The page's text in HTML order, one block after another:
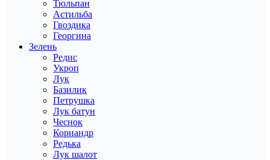
Тюльпан
Астильба
Гвоздика
Георгина
Зелень
Редис
Укроп
Лук
Базилик
Петрушка
Лук батун
Чеснок
Кориандр
Редька
Лук шалот